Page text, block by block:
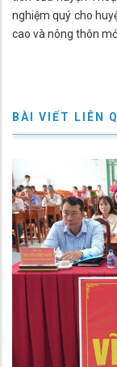
nghiệm quý cho
cao và nông thôn
BÀI VIẾT LIÊN